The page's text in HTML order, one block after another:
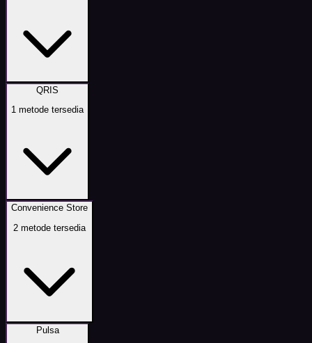
QRIS
1 metode tersedia
Convenience Store
2 metode tersedia
Pulsa